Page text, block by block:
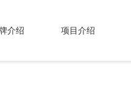
介绍 项目介绍